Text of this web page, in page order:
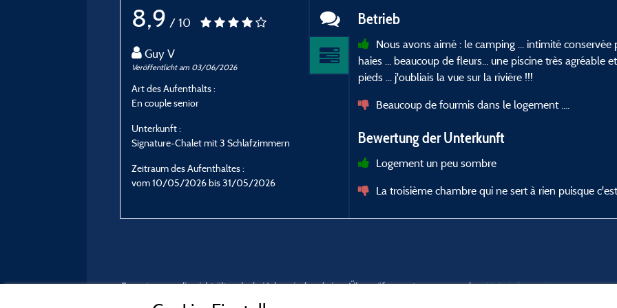
8,9 / 10
Guy V
Veröffentlicht am 03/06/2026
Art des Aufenthalts :
En couple senior
Unterkunft :
Signature-Chalet mit 3 Schlafzimmern
Zeitraum des Aufenthaltes :
vom 10/05/2026 bis 31/05/2026
Betrieb
Nous avons aimé : le camping ... intimité
haies ... beaucoup de fleurs... une piscine très agréable
pieds ... j'oubliais la vue sur la rivière !!!
Beaucoup de fourmis dans le logement ....
Bewertung der Unterkunft
Logement un peu sombre
La troisième chambre qui ne sert à rien puisque
Bewertungen, die nicht älter als drei Jahre sind und einer Überprüfung unterzogen wurden.Mehr Informationen